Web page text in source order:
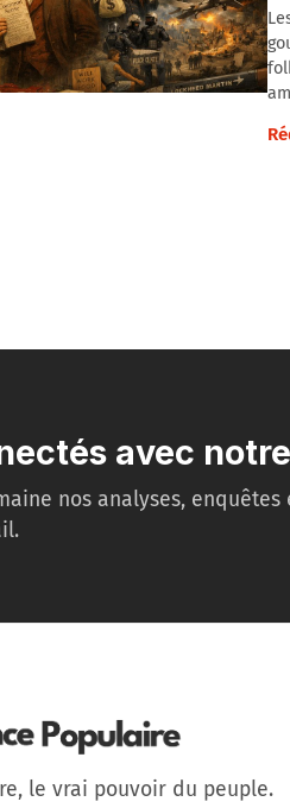
avec
nos analyses,
le vrai pouvoir du peuple.